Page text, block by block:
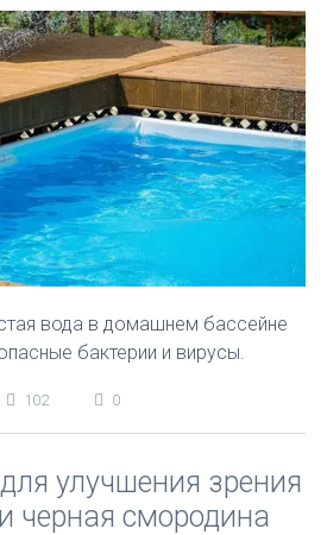
вода в домашнем бассейне
бактерии и вирусы.
102 0
улучшения зрения
черная смородина